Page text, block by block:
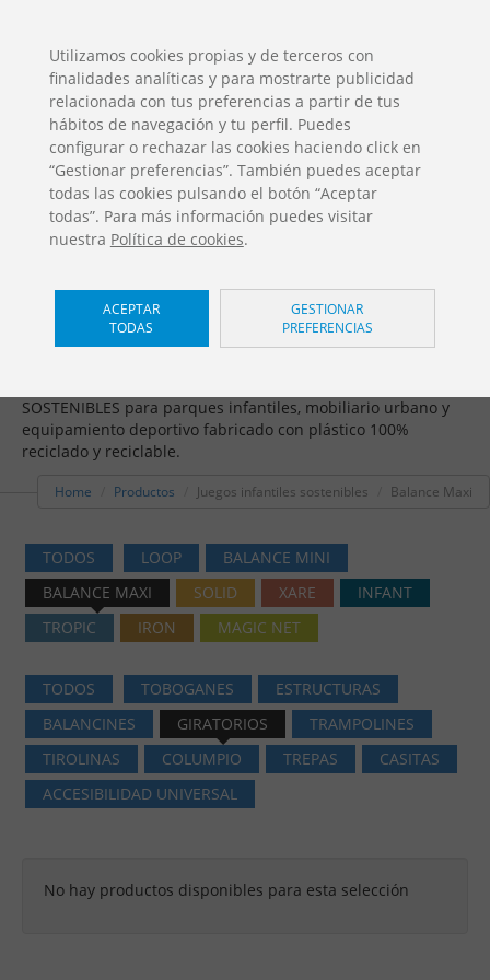
DESCARGAS
Catálogos Jolas
Juegos infantiles sostenibles /
Balance Maxi
SOSTENIBLES para parques infantiles, mobiliario urbano y
equipamiento deportivo fabricado con plástico 100%
reciclado y reciclable.
Home Productos Juegos infantiles sostenibles Balance Maxi
TODOS LOOP
BALANCE MINI
BALANCE MAXI
SOLID XARE
INFANT
TROPIC
IRON MAGIC NET
TODOS TOBOGANES
ESTRUCTURAS
BALANCINES
GIRATORIOS
TRAMPOLINES
TIROLINAS
COLUMPIO TREPAS
CASITAS
ACCESIBILIDAD UNIVERSAL
No hay productos disponibles para esta selección
Utilizamos cookies propias y de terceros con
finalidades analíticas y para mostrarte publicidad
relacionada con tus preferencias a partir de tus
hábitos de navegación y tu perfil. Puedes
configurar o rechazar las cookies haciendo click en
“Gestionar preferencias”. También puedes aceptar
todas las cookies pulsando el botón “Aceptar
todas”. Para más información puedes visitar
nuestra Política de cookies.
ACEPTAR
TODAS
GESTIONAR
PREFERENCIAS